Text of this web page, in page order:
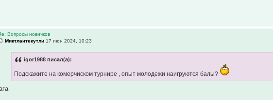
Вопросы новичков
Миктлантекутли 17 июн 2024, 10:23
igor1988 писал(а):
Подскажите на комерчиском турнире , опыт молодежи наигруются балы?